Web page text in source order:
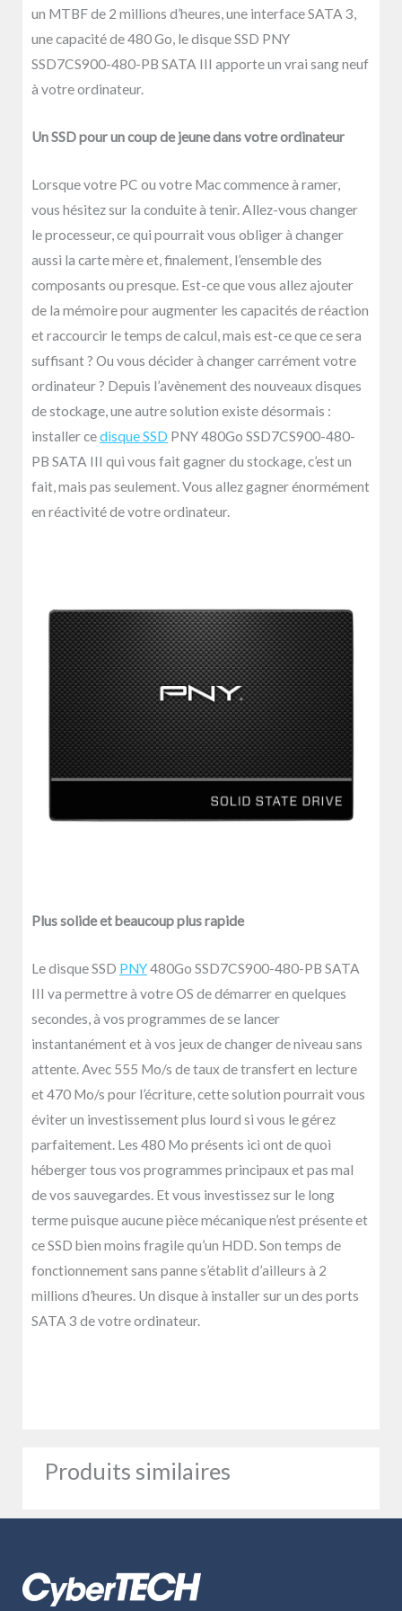
un MTBF de 2 millions d’heures, une interface SATA 3,
une capacité de 480 Go, le disque SSD PNY
SSD7CS900-480-PB SATA III apporte un vrai sang neuf
à votre ordinateur.
Un SSD pour un coup de jeune dans votre ordinateur
Lorsque votre PC ou votre Mac commence à ramer,
vous hésitez sur la conduite à tenir. Allez-vous changer
le processeur, ce qui pourrait vous obliger à changer
aussi la carte mère et, finalement, l’ensemble des
composants ou presque. Est-ce que vous allez ajouter
de la mémoire pour augmenter les capacités de réaction
et raccourcir le temps de calcul, mais est-ce que ce sera
suffisant ? Ou vous décider à changer carrément votre
ordinateur ? Depuis l’avènement des nouveaux disques
de stockage, une autre solution existe désormais :
installer cedisque SSD PNY 480Go SSD7CS900-480-
PB SATA III qui vous fait gagner du stockage, c’est un
fait, mais pas seulement. Vous allez gagner énormément
en réactivité de votre ordinateur.
Plus solide et beaucoup plus rapide
Le disque SSD PNY480Go SSD7CS900-480-PB SATA
III va permettre à votre OS de démarrer en quelques
secondes, à vos programmes de se lancer
instantanément et à vos jeux de changer de niveau sans
attente. Avec 555 Mo/s de taux de transfert en lecture
et 470 Mo/s pour l’écriture, cette solution pourrait vous
éviter un investissement plus lourd si vous le gérez
parfaitement. Les 480 Mo présents ici ont de quoi
héberger tous vos programmes principaux et pas mal
de vos sauvegardes. Et vous investissez sur le long
terme puisque aucune pièce mécanique n’est présente et
ce SSD bien moins fragile qu’un HDD. Son temps de
fonctionnement sans panne s’établit d’ailleurs à 2
millions d’heures. Un disque à installer sur un des ports
SATA 3 de votre ordinateur.
Produits similaires